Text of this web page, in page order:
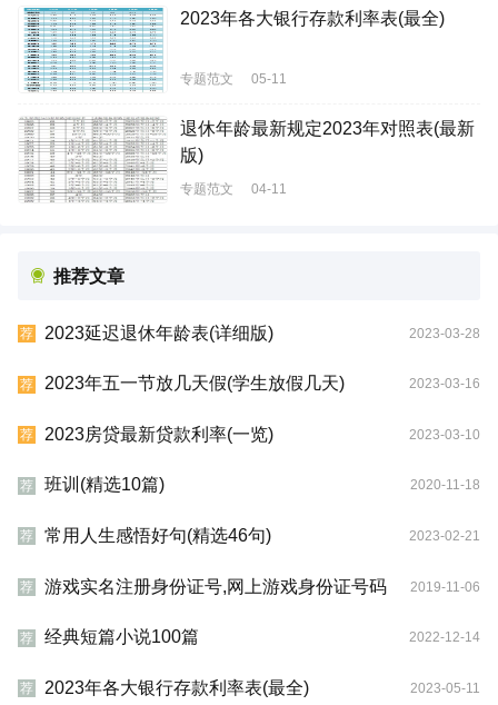
2023年各大银行存款利率表(最全)
专题范文 05-11
退休年龄最新规定2023年对照表(最新
版)
专题范文 04-11
推荐文章
荐 2023延迟退休年龄表(详细版) 2023-03-28
荐 2023年五一节放几天假(学生放假几天) 2023-03-16
荐 2023房贷最新贷款利率(一览) 2023-03-10
荐 班训(精选10篇) 2020-11-18
荐 常用人生感悟好句(精选46句) 2023-02-21
荐 游戏实名注册身份证号,网上游戏身份证号码 2019-11-06
荐 经典短篇小说100篇 2022-12-14
荐 2023年各大银行存款利率表(最全) 2023-05-11